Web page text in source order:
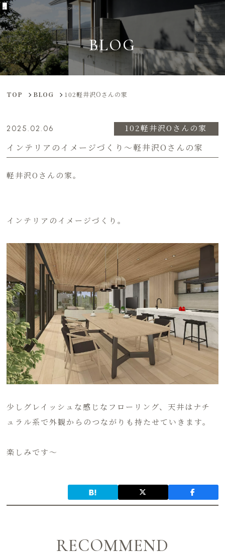
BLOG
TOP BLOG 102軽井沢Oさんの家
2025.02.06 102軽井沢Oさんの家
インテリアのイメージづくり〜軽井沢Oさんの家
軽井沢Oさんの家。
インテリアのイメージづくり。
少しグレイッシュな感じなフローリング、天井はナチ
ュラル系で外観からのつながりも持たせていきます。
楽しみです～
RECOMMEND